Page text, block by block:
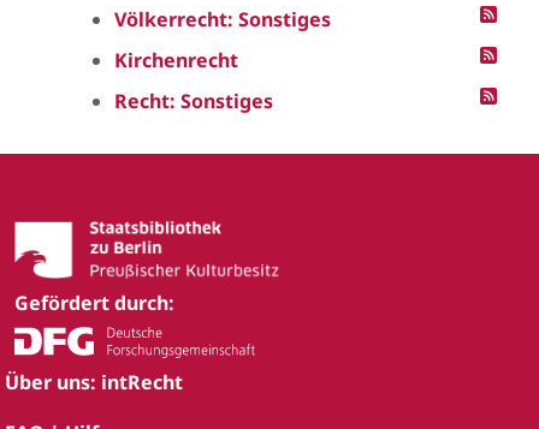
Völkerrecht: Sonstiges
Kirchenrecht
Recht: Sonstiges
Gefördert durch:
Über uns: intRecht